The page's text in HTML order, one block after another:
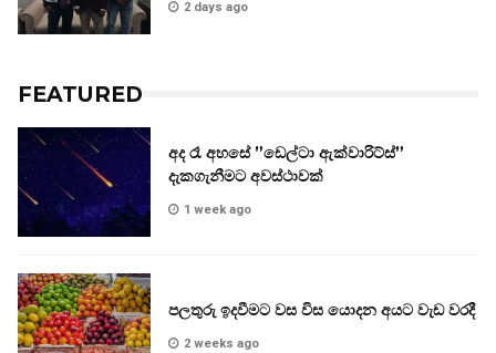
2 days ago
FEATURED
අද රෑ අහසේ ”ඩෙල්ටා ඇක්වාරිට්ස්”
දැකගැනීමට අවස්ථාවක්
1 week ago
පලතුරු ඉදවීමට වස විස යොදන අයට වැඩ වරදී
2 weeks ago